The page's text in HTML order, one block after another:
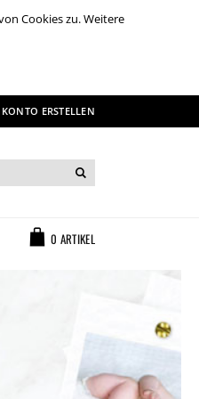
Cookies zu. Weitere
ERSTELLEN
0 ARTIKEL